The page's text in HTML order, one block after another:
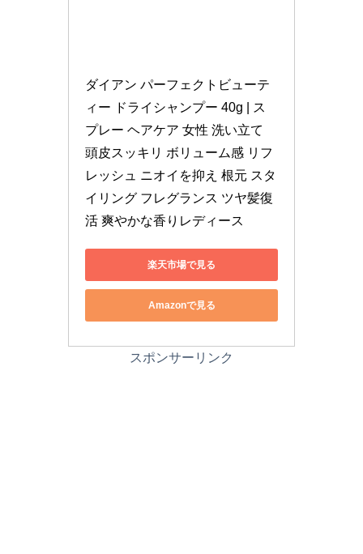
ダイアン パーフェクトビューテ
ィー ドライシャンプー 40g | ス
プレー ヘアケア 女性 洗い立て
頭皮スッキリ ボリューム感 リフ
レッシュ ニオイを抑え 根元 スタ
イリング フレグランス ツヤ髪復
活 爽やかな香りレディース
楽天市場で見る
Amazonで見る
スポンサーリンク